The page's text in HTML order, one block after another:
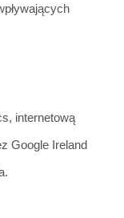
internetową
Google Ireland